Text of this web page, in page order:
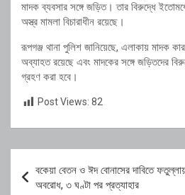
মাদক ব্যবসার সঙ্গে জড়িত। তার বিরুদ্ধে
অস্ত্র মামলা বিচারাধীন রয়েছে।
রূপগঞ্জ থানা পুলিশ জানিয়েছে, এলাকায় মাদক
অব্যাহত রয়েছে এবং মাদকের সঙ্গে জড়িতদের
গ্রহণ করা হবে।
Post Views: 82
navigation
বকেয়া বেতন ও ঈদ বোনাসের দাবিতে
অবরোধ, ৩ ঘণ্টা পর প্রত্যাহার